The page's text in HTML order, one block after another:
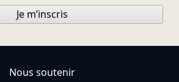
Je m’inscris
Nous soutenir